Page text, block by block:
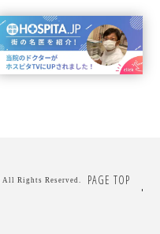
PAGE TOP
All Rights Reserved.